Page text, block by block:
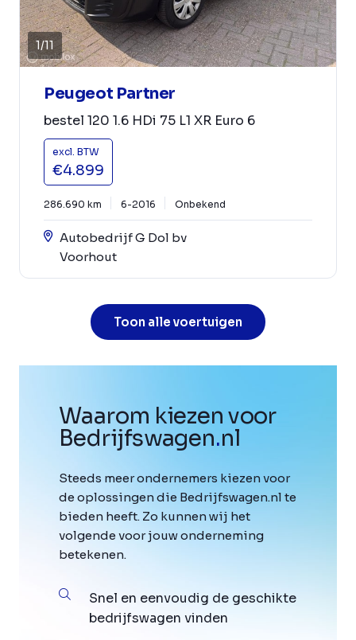
1/11
Peugeot Partner
bestel 120 1.6 HDi 75 L1 XR Euro 6
excl. BTW
€4.899
286.690 km 6-2016 Onbekend
Autobedrijf G Dol bv
Voorhout
Toon alle voertuigen
Waarom kiezen voor
Bedrijfswagen.nl
Steeds meer ondernemers kiezen voor
de oplossingen die Bedrijfswagen.nl te
bieden heeft. Zo kunnen wij het
volgende voor jouw onderneming
betekenen.
Snel en eenvoudig de geschikte
bedrijfswagen vinden